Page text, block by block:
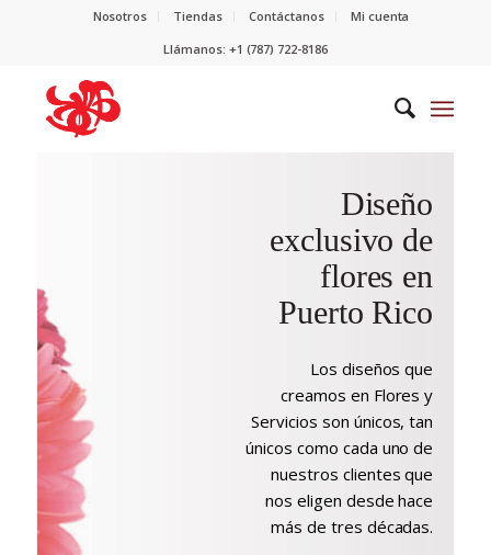
Nosotros Tiendas Contáctanos
Mi cuenta
Llámanos: +1 (787) 722-8186
Diseño
exclusivo de
flores en
Puerto Rico
Los diseños que
creamos en Flores y
Servicios son únicos, tan
únicos como cada uno de
nuestros clientes que
nos eligen desde hace
más de tres décadas.